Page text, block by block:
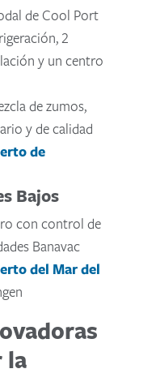
de Cool Port
2
y un centro
de zumos,
y de calidad
de
Bajos
con control de
Banavac
del Mar del
la